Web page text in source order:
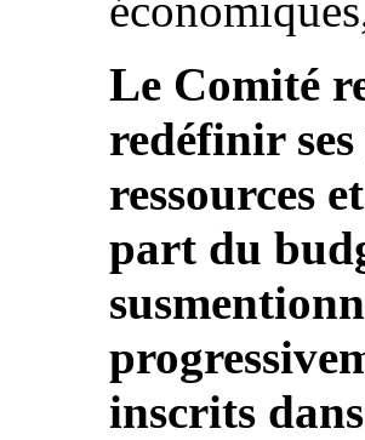
Le Comité
redéfinir
ressources
part du
inscrits